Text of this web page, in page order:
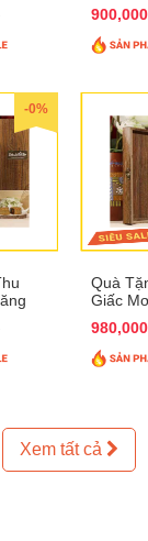
-0%
Quà
Giấc
Xem tất cả